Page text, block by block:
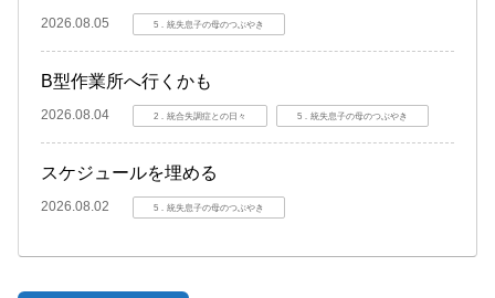
2026.08.05 5．統失息子の母のつぶやき
B型作業所へ行くかも
2026.08.04 2．統合失調症との日々 5．統失息子の母のつぶやき
スケジュールを埋める
2026.08.02 5．統失息子の母のつぶやき